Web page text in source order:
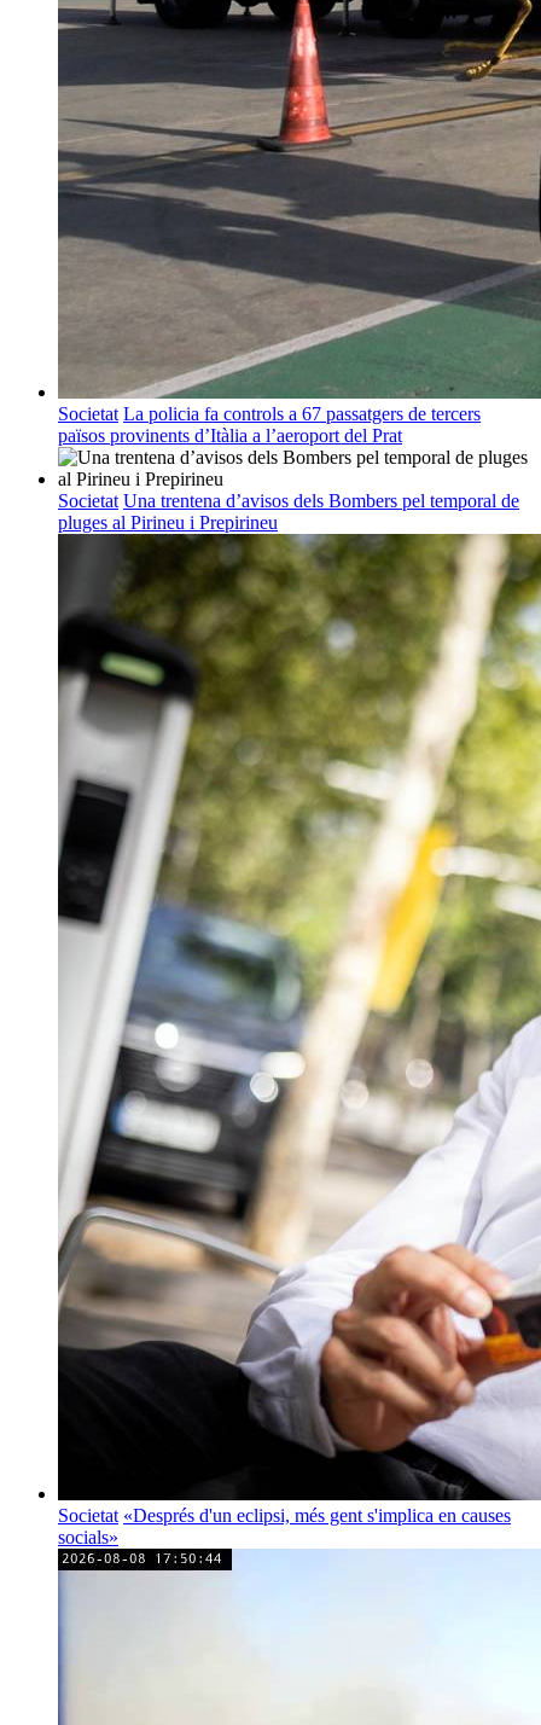
Societat La policia fa controls a 67 passatgers de tercers
països provinents d’Itàlia a l’aeroport del Prat
Societat Una trentena d’avisos dels Bombers pel temporal de
pluges al Pirineu i Prepirineu
Societat «Després d'un eclipsi, més gent s'implica en causes
socials»